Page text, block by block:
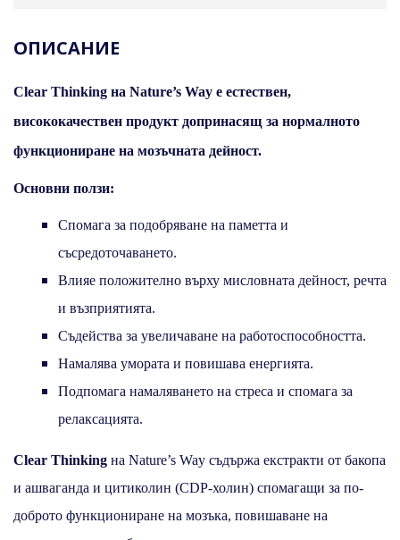
ОПИСАНИЕ
Clear Thinking на Nature’s Way е естествен,
висококачествен продукт допринасящ за нормалното
функциониране на мозъчната дейност.
Основни ползи:
Спомага за подобряване на паметта и
съсредоточаването.
Влияе положително върху мисловната дейност, речта
и възприятията.
Съдейства за увеличаване на работоспособността.
Намалява умората и повишава енергията.
Подпомага намаляването на стреса и спомага за
релаксацията.
Clear Thinking на Nature’s Way съдържа екстракти от бакопа
и ашваганда и цитиколин (CDP-холин) спомагащи за по-
доброто функциониране на мозъка, повишаване на